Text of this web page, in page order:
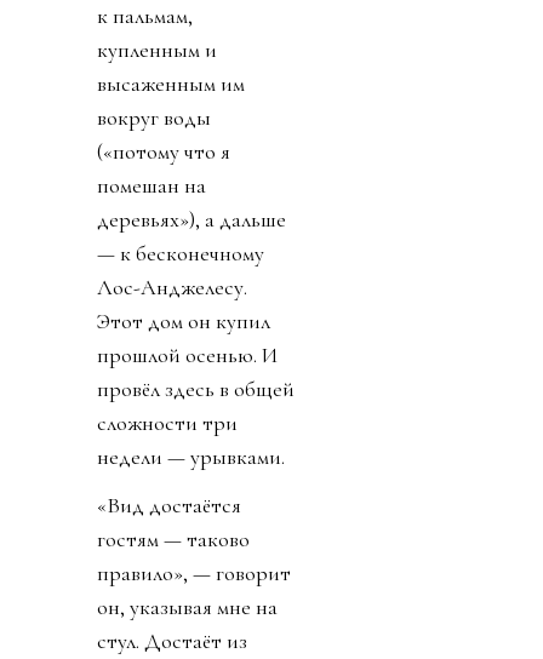
к пальмам,
купленным и
высаженным им
вокруг воды
(«потому что я
помешан на
деревьях»), а дальше
— к бесконечному
Лос-Анджелесу.
Этот дом он купил
прошлой осенью. И
провёл здесь в общей
сложности три
недели — урывками.
«Вид достаётся
гостям — таково
правило», — говорит
он, указывая мне на
стул. Достаёт из